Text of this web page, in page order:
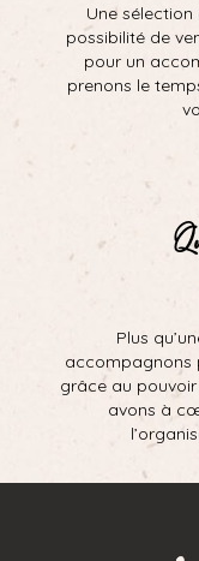
Une
possibilité de
pour un
prenons le
Plus
accompagnons
grâce au
avons à